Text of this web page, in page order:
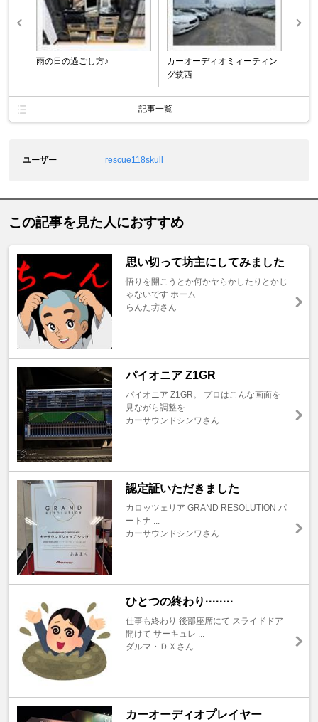
雨の日の過ごし方♪
カーオーディオミィーティン
グ筑西
記事一覧
ユーザー rescue118skull
この記事を見た人におすすめ
思い切って坊主にしてみました
悟りを開こうとか何かヤらかしたりとかじ
ゃないです ホーム ...
らんた坊さん
パイオニア Z1GR
パイオニア Z1GR。 プロはこんな画面を
見ながら調整を ...
カーサウンドシンワさん
認定証いただきました
カロッツェリア GRAND RESOLUTION パ
ートナ ...
カーサウンドシンワさん
ひとつの終わり········
仕事も終わり 後部座席にて スライドドア
開けて サーキュレ ...
ダルマ・ＤＸさん
カーオーディオプレイヤー